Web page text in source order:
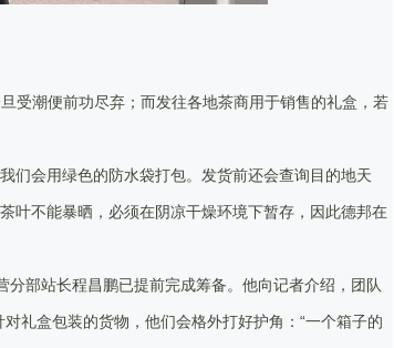
受潮便前功尽弃；而发往各地茶商用于销售的礼盒，若
们会用绿色的防水袋打包。发货前还会查询目的地天
叶不能暴晒，必须在阴凉干燥环境下暂存，因此德邦在
部站长程昌鹏已提前完成筹备。他向记者介绍，团队
礼盒包装的货物，他们会格外打好护角：“一个箱子的